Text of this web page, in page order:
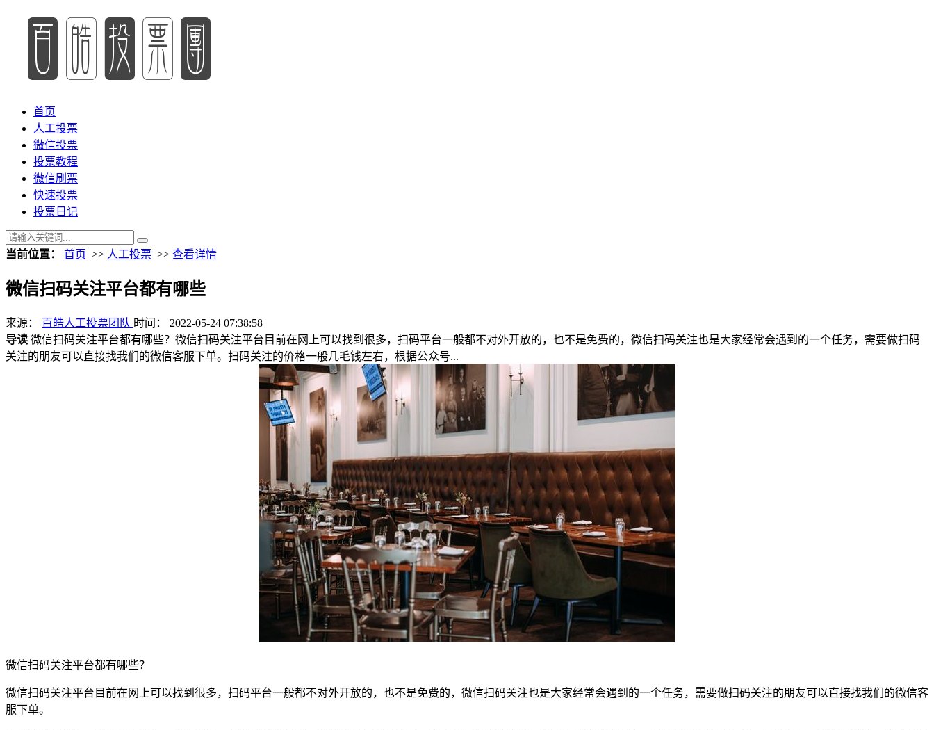
首页
人工投票
微信投票
投票教程
微信刷票
快速投票
投票日记
当前位置： 首页 >> 人工投票 >> 查看详情
微信扫码关注平台都有哪些
来源： 百皓人工投票团队 时间： 2022-05-24 07:38:58
导读 微信扫码关注平台都有哪些？微信扫码关注平台目前在网上可以找到很多，扫码平台一般都不对外开放的，也不是免费的，微信扫码关注也是大家经常会遇到的一个任务，需要做扫码
关注的朋友可以直接找我们的微信客服下单。扫码关注的价格一般几毛钱左右，根据公众号...
微信扫码关注平台都有哪些？
微信扫码关注平台目前在网上可以找到很多，扫码平台一般都不对外开放的，也不是免费的，微信扫码关注也是大家经常会遇到的一个任务，需要做扫码关注的朋友可以直接找我们的微信客
服下单。